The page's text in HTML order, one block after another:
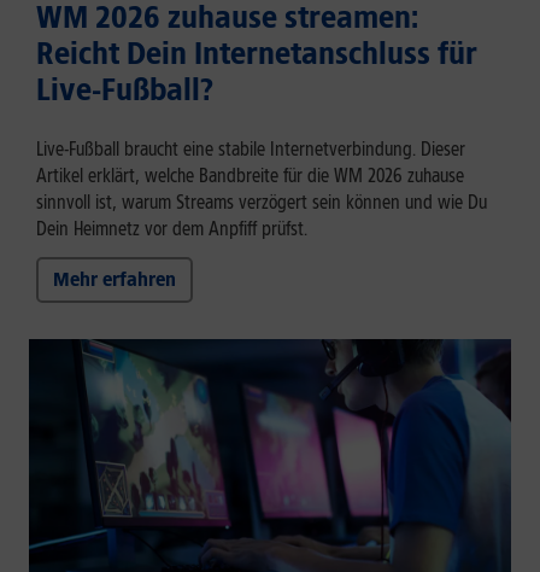
WM 2026 zuhause streamen:
Reicht Dein Internetanschluss für
Live-Fußball?
Live-Fußball braucht eine stabile Internetverbindung. Dieser
Artikel erklärt, welche Bandbreite für die WM 2026 zuhause
sinnvoll ist, warum Streams verzögert sein können und wie Du
Dein Heimnetz vor dem Anpfiff prüfst.
Mehr erfahren